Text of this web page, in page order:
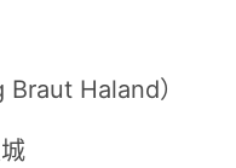
Haland）